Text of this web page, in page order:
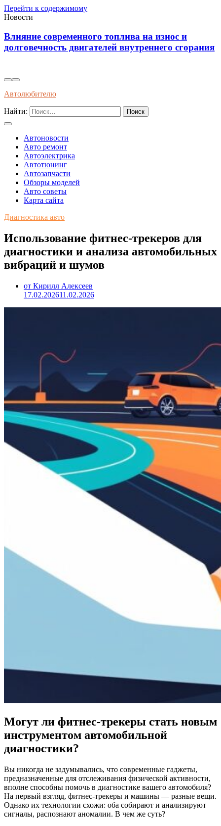
Перейти к содержимому
Новости
Диагностика износостойкости тормозных
колодок через вибрационные и температурные
Автолюбителю
Найти:
Автоновости
Авто ремонт
Автоэлектрика
Автотюнинг
Автозапчасти
Обзоры моделей
Авто советы
Карта сайта
Диагностика авто
Использование фитнес-трекеров для
диагностики и анализа автомобильных
вибраций и шумов
от Кирилл Алексеев
17.02.202611.02.2026
Могут ли фитнес-трекеры стать новым
инструментом автомобильной
диагностики?
Вы никогда не задумывались, что современные гаджеты,
предназначенные для отслеживания физической активности,
вполне способны помочь в диагностике вашего автомобиля?
На первый взгляд, фитнес-трекеры и машины — разные вещи.
Однако их технологии схожи: оба собирают и анализируют
сигналы, распознают аномалии. В чем же суть?